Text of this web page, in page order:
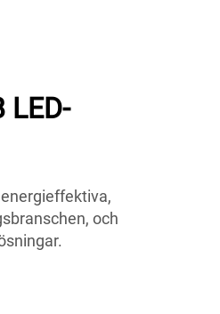
LED-
energieffektiva,
och